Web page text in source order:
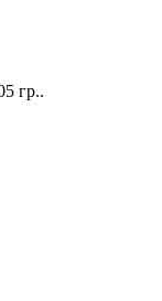
гр..